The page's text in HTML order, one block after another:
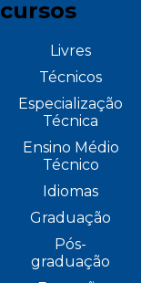
cursos
Livres
Técnicos
Especialização
Técnica
Ensino Médio
Técnico
Idiomas
Graduação
Pós-
graduação